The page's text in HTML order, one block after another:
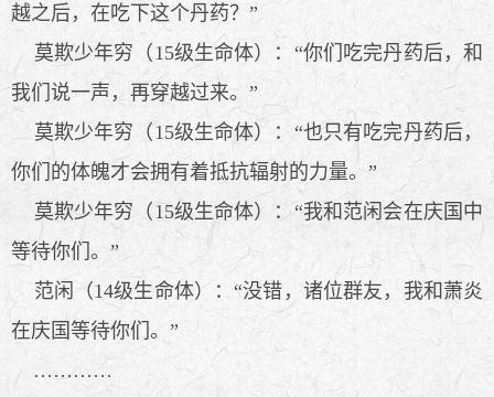
越之后，在吃下这个丹药？”
莫欺少年穷（15级生命体）：“你们吃完丹药后，和
我们说一声，再穿越过来。”
莫欺少年穷（15级生命体）：“也只有吃完丹药后，
你们的体魄才会拥有着抵抗辐射的力量。”
莫欺少年穷（15级生命体）：“我和范闲会在庆国中
等待你们。”
范闲（14级生命体）：“没错，诸位群友，我和萧炎
在庆国等待你们。”
…………